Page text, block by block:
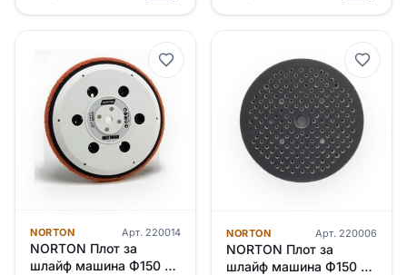
NORTON Арт. 220014
NORTON Плот за
шлайф машина Ф150 –
NORTON Арт. 220006
NORTON Плот за
шлайф машина Ф150 –